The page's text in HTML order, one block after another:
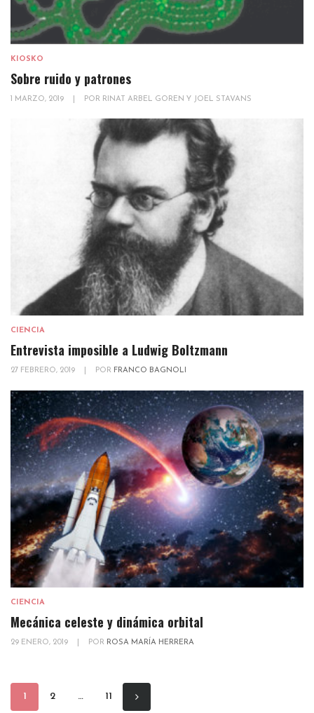
KIOSKO
Sobre ruido y patrones
1 MARZO, 2019 POR RINAT ARBEL GOREN Y JOEL STAVANS
CIENCIA
Entrevista imposible a Ludwig Boltzmann
27 FEBRERO, 2019 POR FRANCO BAGNOLI
CIENCIA
Mecánica celeste y dinámica orbital
29 ENERO, 2019 POR ROSA MARÍA HERRERA
1 2 … 11